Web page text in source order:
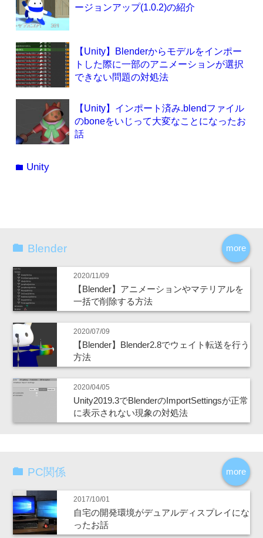
ージョンアップ(1.0.2)の紹介
【Unity】Blenderからモデルをインポー
トした際に一部のアニメーションが選択
できない問題の対処法
【Unity】インポート済み.blendファイル
のboneをいじって大変なことになったお
話
folder Unity
more
Blender
2020/11/09
【Blender】アニメーションやマテリアルを
一括で削除する方法
2020/07/09
【Blender】Blender2.8でウェイト転送を行う
方法
2020/04/05
Unity2019.3でBlenderのImportSettingsが正常
に表示されない現象の対処法
more
PC関係
2017/10/01
自宅の開発環境がデュアルディスプレイにな
ったお話